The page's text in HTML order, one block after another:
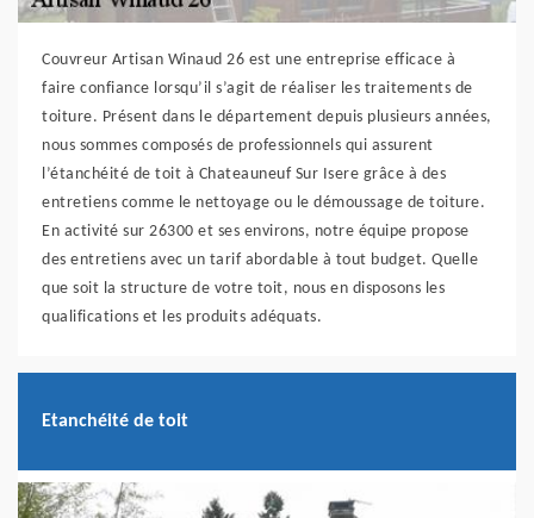
Couvreur Artisan Winaud 26 est une entreprise efficace à
faire confiance lorsqu’il s’agit de réaliser les traitements de
toiture. Présent dans le département depuis plusieurs années,
nous sommes composés de professionnels qui assurent
l’étanchéité de toit à Chateauneuf Sur Isere grâce à des
entretiens comme le nettoyage ou le démoussage de toiture.
En activité sur 26300 et ses environs, notre équipe propose
des entretiens avec un tarif abordable à tout budget. Quelle
que soit la structure de votre toit, nous en disposons les
qualifications et les produits adéquats.
Etanchéité de toit